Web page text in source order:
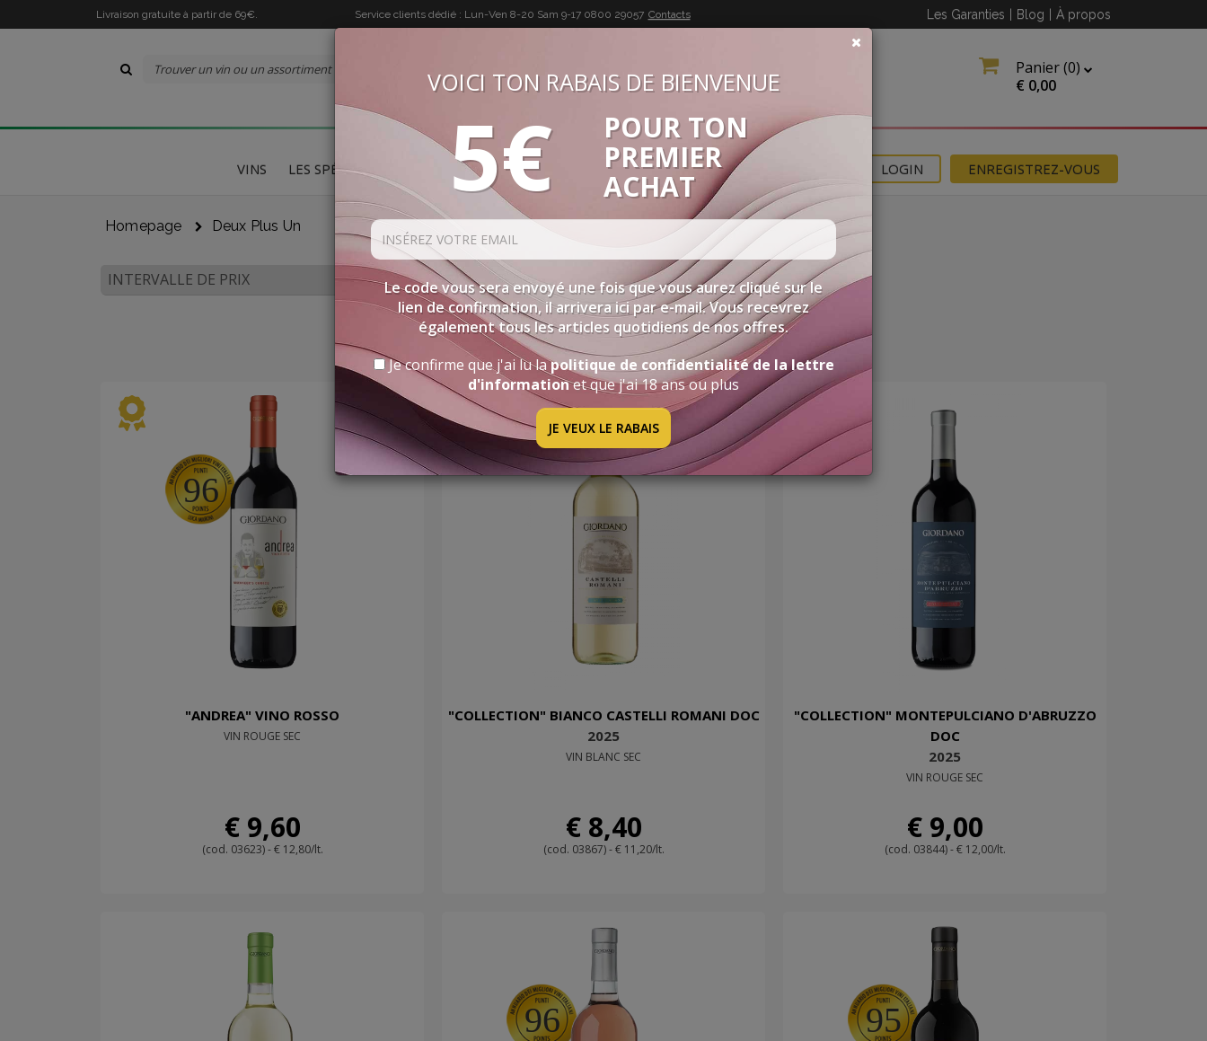
Livraison gratuite à partir de 69€. Service clients dédié : Lun-Ven 8-20 Sam 9-170800 29057 Contacts Les Garanties Blog À propos
Panier (0)
€ 0,00
BUON VINO, BUONA VITA
VINS LES SPÉCIALITÉS SÉLECTIONS SPIRITUEUX ACCESSOIRES PROMOTIONS ENREGISTREZ-VOUS
LOGIN
Homepage Deux Plus Un
INTERVALLE DE PRIX ORDRE
DEUX PLUS UN
96
"ANDREA" VINO ROSSO
VIN ROUGE SEC
€ 9,60
(cod. 03623) - € 12,80/lt.
"COLLECTION" BIANCO CASTELLI ROMANI DOC
2025
VIN BLANC SEC
€ 8,40
(cod. 03867) - € 11,20/lt.
"COLLECTION" MONTEPULCIANO D'ABRUZZO
DOC
2025
VIN ROUGE SEC
€ 9,00
(cod. 03844) - € 12,00/lt.
96 95
VOICI TON RABAIS DE BIENVENUE
5€
POUR TON
PREMIER
ACHAT
Le code vous sera envoyé une fois que vous aurez cliqué sur le
lien de confirmation, il arrivera ici par e-mail. Vous recevrez
également tous les articles quotidiens de nos offres.
Je confirme que j'ai lu lapolitique de confidentialité de la lettre
d'informationet que j'ai 18 ans ou plus
JE VEUX LE RABAIS